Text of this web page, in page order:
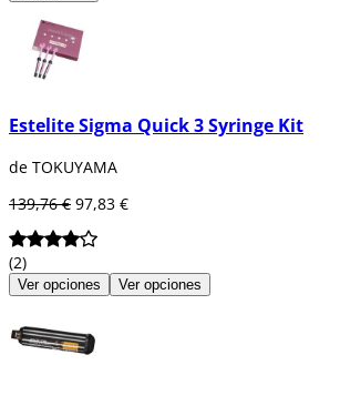
Estelite Sigma Quick 3 Syringe Kit
de TOKUYAMA
139,76 € 97,83 €
(2)
Ver opciones Ver opciones